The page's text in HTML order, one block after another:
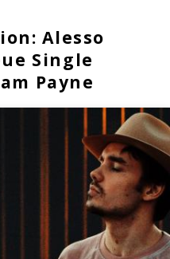
Alesso
Single
Payne